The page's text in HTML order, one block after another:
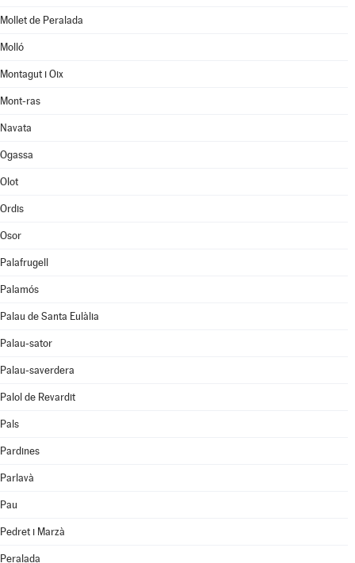
Mollet de Peralada
Molló
Montagut i Oix
Mont-ras
Navata
Ogassa
Olot
Ordis
Osor
Palafrugell
Palamós
Palau de Santa Eulàlia
Palau-sator
Palau-saverdera
Palol de Revardit
Pals
Pardines
Parlavà
Pau
Pedret i Marzà
Peralada